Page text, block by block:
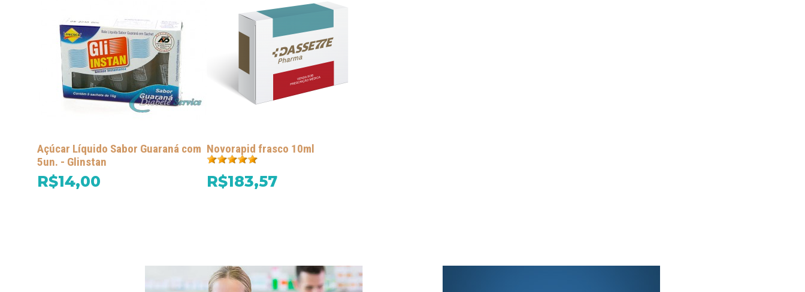
Açúcar Líquido Sabor Guaraná com
5un. - Glinstan
R$14,00
Novorapid frasco 10ml
R$183,57